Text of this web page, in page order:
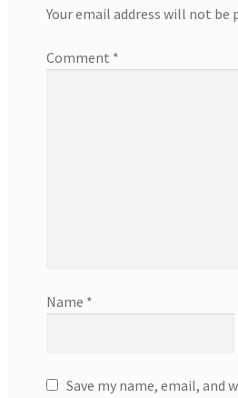
Your email address will not be
Comment *
Name *
Save my name, email,